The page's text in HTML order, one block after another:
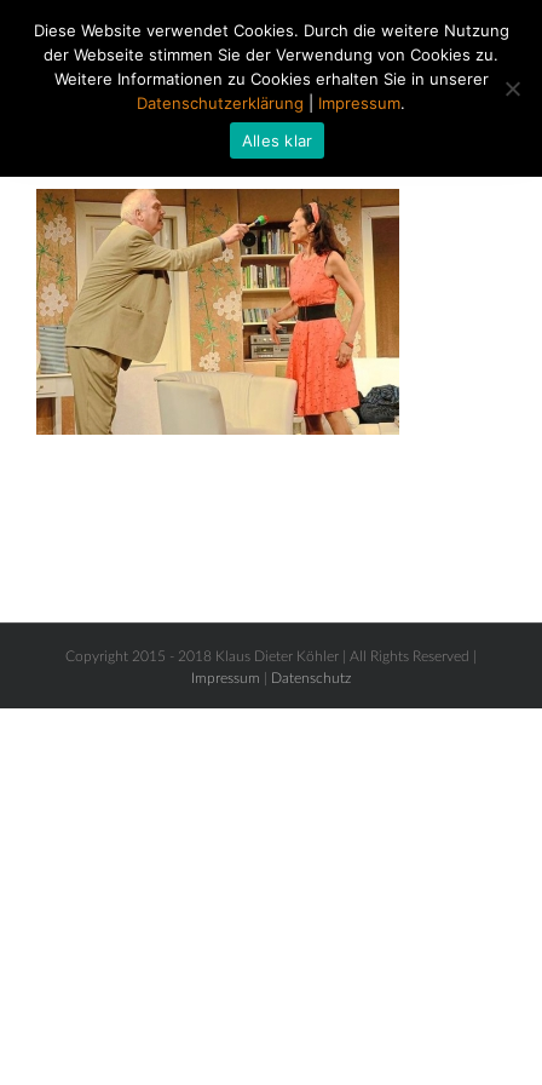
Copyright 2015 - 2018 Klaus Dieter Köhler | All Rights Reserved |
Impressum
Datenschutz
Diese Website verwendet Cookies. Durch die weitere Nutzung
der Webseite stimmen Sie der Verwendung von Cookies zu.
Weitere Informationen zu Cookies erhalten Sie in unserer
Datenschutzerklärung
Impressum.
Alles klar